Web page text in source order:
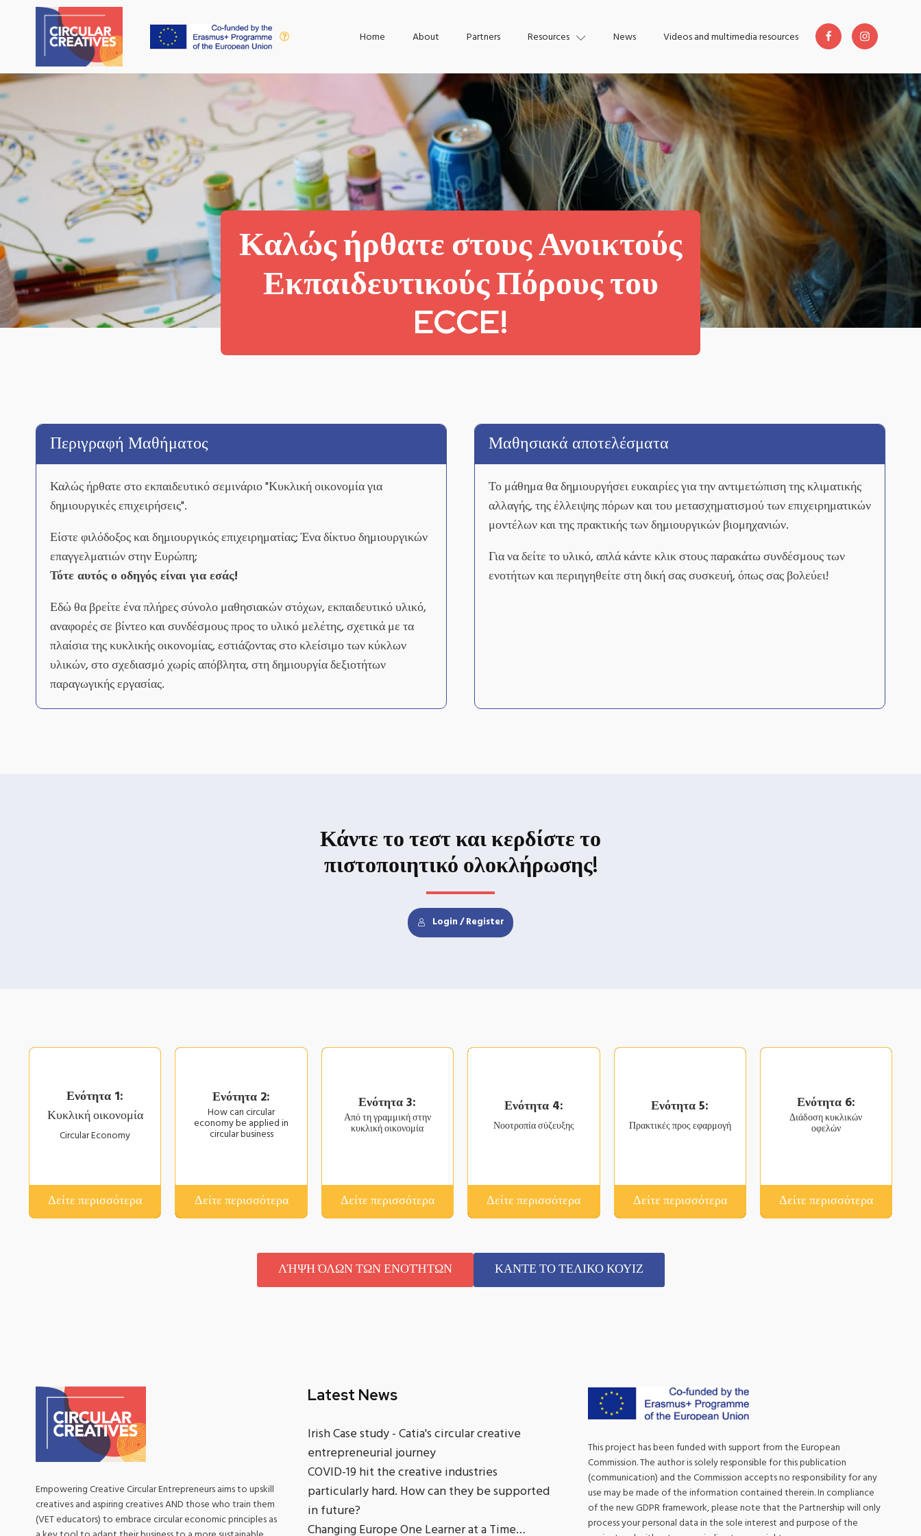
Home About Partners Resources News Videos and multimedia resources
Καλώς ήρθατε στους Ανοικτούς
Εκπαιδευτικούς Πόρους του
ECCE!
Περιγραφή Μαθήματος
Καλώς ήρθατε στο εκπαιδευτικό σεμινάριο "Κυκλική οικονομία για
δημιουργικές επιχειρήσεις".
Είστε φιλόδοξος και δημιουργικός επιχειρηματίας; Ένα δίκτυο δημιουργικών
επαγγελματιών στην Ευρώπη;
Τότε αυτός ο οδηγός είναι για εσάς!
Εδώ θα βρείτε ένα πλήρες σύνολο μαθησιακών στόχων, εκπαιδευτικό υλικό,
αναφορές σε βίντεο και συνδέσμους προς το υλικό μελέτης, σχετικά με τα
πλαίσια της κυκλικής οικονομίας, εστιάζοντας στο κλείσιμο των κύκλων
υλικών, στο σχεδιασμό χωρίς απόβλητα, στη δημιουργία δεξιοτήτων
παραγωγικής εργασίας.
Μαθησιακά αποτελέσματα
Το μάθημα θα δημιουργήσει ευκαιρίες για την αντιμετώπιση της κλιματικής
αλλαγής, της έλλειψης πόρων και του μετασχηματισμού των επιχειρηματικών
μοντέλων και της πρακτικής των δημιουργικών βιομηχανιών.
Για να δείτε το υλικό, απλά κάντε κλικ στους παρακάτω συνδέσμους των
ενοτήτων και περιηγηθείτε στη δική σας συσκευή, όπως σας βολεύει!
Κάντε το τεστ και κερδίστε το
πιστοποιητικό ολοκλήρωσης!
Login / Register
Ενότητα 1:
Κυκλική οικονομία
Circular Economy
Δείτε περισσότερα
Ενότητα 2:
How can circular
economy be applied in
circular business
Δείτε περισσότερα
Ενότητα 3:
Από τη γραμμική στην
κυκλική οικονομία
Δείτε περισσότερα
Ενότητα 4:
Νοοτροπία σύζευξης
Δείτε περισσότερα
Ενότητα 5:
Πρακτικές προς εφαρμογή
Δείτε περισσότερα
Ενότητα 6:
Διάδοση κυκλικών
οφελών
Δείτε περισσότερα
ΛΉΨΗ ΌΛΩΝ ΤΩΝ ΕΝΟΤΉΤΩΝ ΚΑΝΤΕ ΤΟ ΤΕΛΙΚΟ ΚΟΥΙΖ
Empowering Creative Circular Entrepreneurs aims to upskill
creatives and aspiring creatives AND those who train them
(VET educators) to embrace circular economic principles as
Latest News
Irish Case study - Catia's circular creative
entrepreneurial journey
COVID-19 hit the creative industries
particularly hard. How can they be supported
in future?
Changing Europe One Learner at a Time…
This project has been funded with support from the European
Commission. The author is solely responsible for this publication
(communication) and the Commission accepts no responsibility for any
use may be made of the information contained therein. In compliance
of the new GDPR framework, please note that the Partnership will only
process your personal data in the sole interest and purpose of the